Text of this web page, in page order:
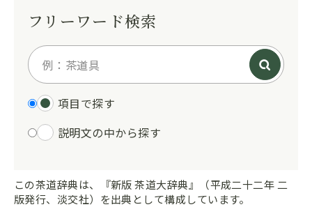
フリーワード検索
項目で探す
説明文の中から探す
この茶道辞典は、『新版 茶道大辞典』（平成二十二年 二
版発行、淡交社）を出典として構成しています。